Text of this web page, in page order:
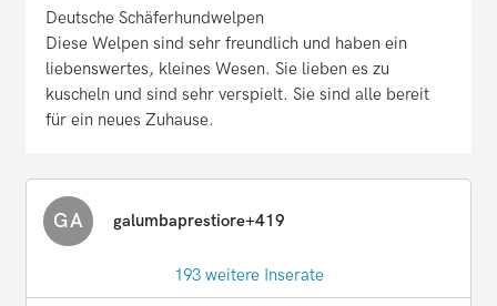
Deutsche Schäferhundwelpen
Diese Welpen sind sehr freundlich und haben ein
liebenswertes, kleines Wesen. Sie lieben es zu
kuscheln und sind sehr verspielt. Sie sind alle bereit
für ein neues Zuhause.
GA galumbaprestiore+419
193 weitere Inserate